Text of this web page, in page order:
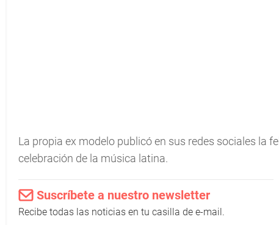
La propia ex modelo publicó en sus redes sociales la
celebración de la música latina.
Suscríbete a nuestro newsletter
Recibe todas las noticias en tu casilla de e-mail.